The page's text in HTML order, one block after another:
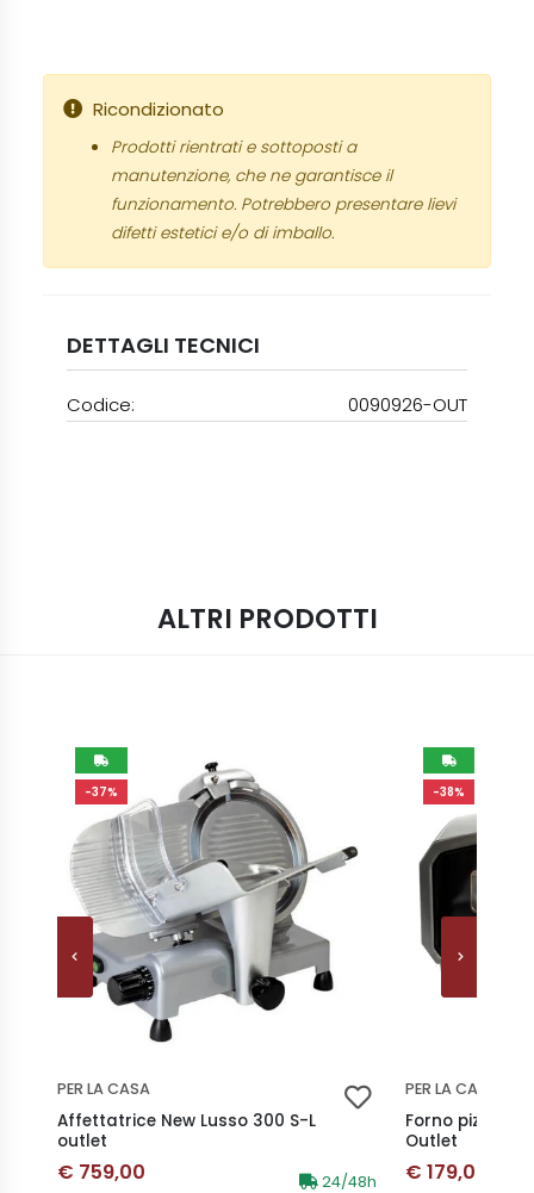
Ricondizionato
Prodotti rientrati e sottoposti a
manutenzione, che ne garantisce il
funzionamento. Potrebbero presentare lievi
difetti estetici e/o di imballo.
DETTAGLI TECNICI
Codice: 0090926-OUT
ALTRI PRODOTTI
-37%
PER LA CASA
Affettatrice New Lusso 300 S-L
outlet
Prezzo scontato
€ 759,00 Disponibilità:
24/48h
-38%
PER LA CASA
Forno pizza
Outlet
Prezzo
€ 179,00